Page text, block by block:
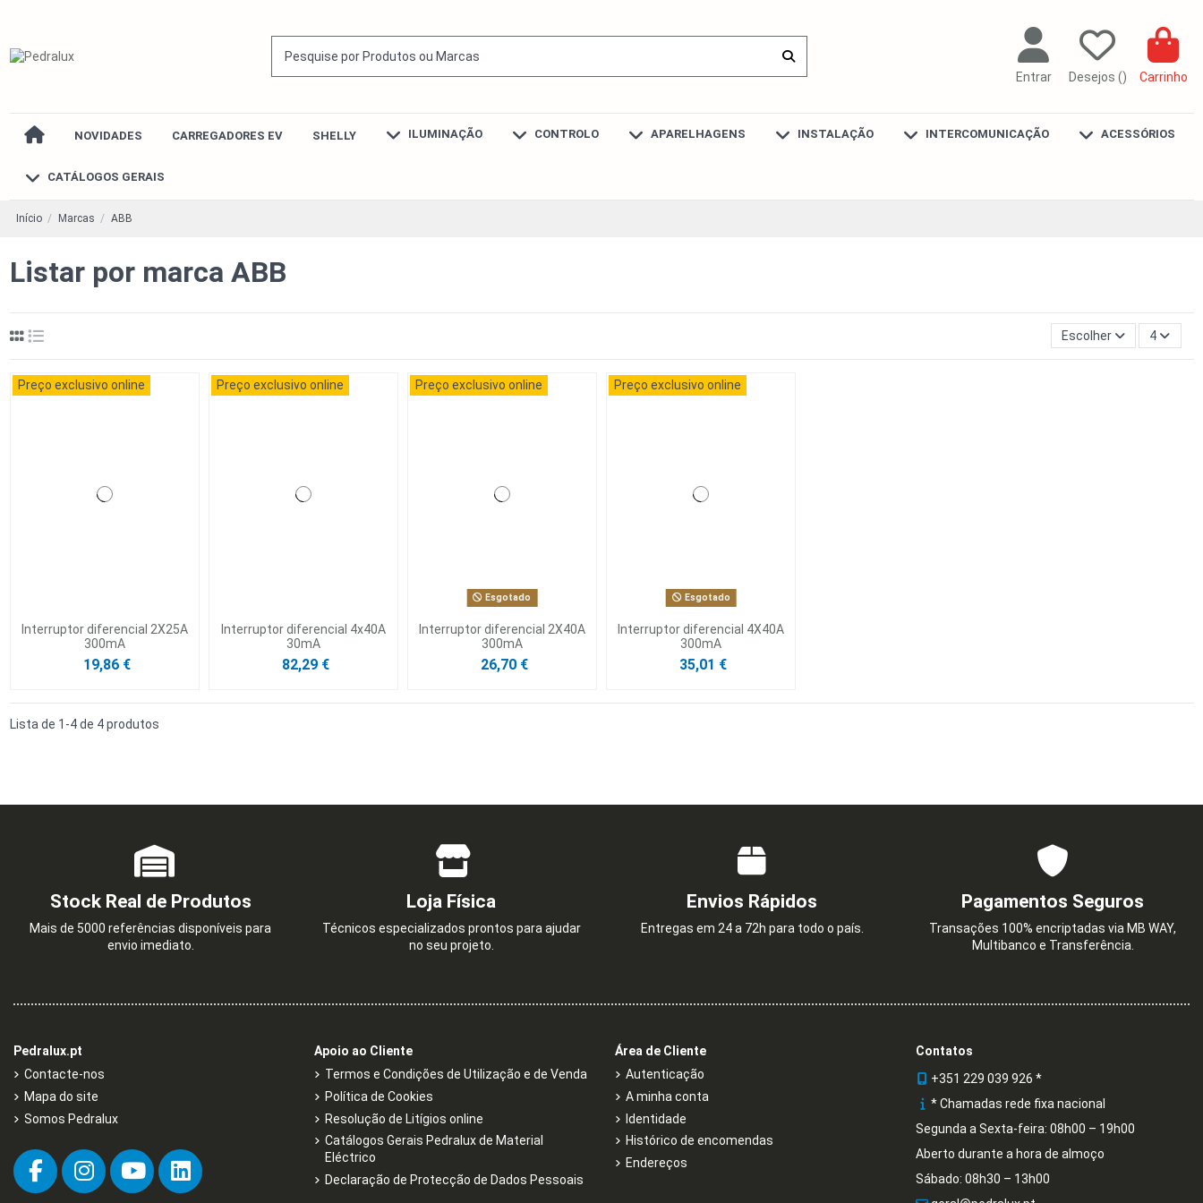
Entrar Desejos () Carrinho
NOVIDADES CARREGADORES EV SHELLY ILUMINAÇÃO CONTROLO APARELHAGENS INSTALAÇÃO INTERCOMUNICAÇÃO ACESSÓRIOS
CATÁLOGOS GERAIS
Início Marcas ABB
Listar por marca ABB
Escolher 4
Preço exclusivo online
Interruptor diferencial 2X25A
300mA
19,86 €
Preço exclusivo online
Interruptor diferencial 4x40A
30mA
82,29 €
Preço exclusivo online
Esgotado
Interruptor diferencial 2X40A
300mA
26,70 €
Preço exclusivo online
Esgotado
Interruptor diferencial 4X40A
300mA
35,01 €
Lista de 1-4 de 4 produtos
Stock Real de Produtos
Mais de 5000 referências disponíveis para
envio imediato.
Loja Física
Técnicos especializados prontos para ajudar
no seu projeto.
Envios Rápidos
Entregas em 24 a 72h para todo o país.
Pagamentos Seguros
Transações 100% encriptadas via MB WAY,
Multibanco e Transferência.
Pedralux.pt
Contacte-nos
Mapa do site
Somos Pedralux
Apoio ao Cliente
Termos e Condições de Utilização e de Venda
Política de Cookies
Resolução de Litígios online
Catálogos Gerais Pedralux de Material
Eléctrico
Declaração de Protecção de Dados Pessoais
Área de Cliente
Autenticação
A minha conta
Identidade
Histórico de encomendas
Endereços
Contatos
+351 229 039 926 *
* Chamadas rede fixa nacional
Segunda a Sexta-feira: 08h00 – 19h00
Aberto durante a hora de almoço
Sábado: 08h30 – 13h00